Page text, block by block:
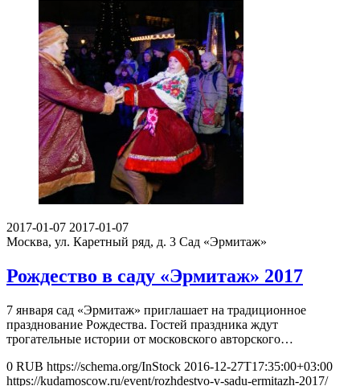
2017-01-07 2017-01-07
Москва, ул. Каретный ряд, д. 3 Сад «Эрмитаж»
Рождество в саду «Эрмитаж» 2017
7 января сад «Эрмитаж» приглашает на традиционное
празднование Рождества. Гостей праздника ждут
трогательные истории от московского авторского…
0 RUB https://schema.org/InStock 2016-12-27T17:35:00+03:00
https://kudamoscow.ru/event/rozhdestvo-v-sadu-ermitazh-2017/